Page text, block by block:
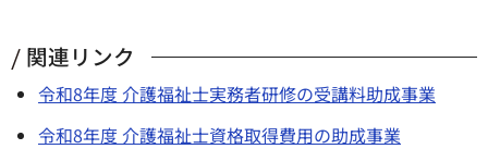
関連リンク
令和8年度 介護福祉士実務者研修の受講料助成事業
令和8年度 介護福祉士資格取得費用の助成事業